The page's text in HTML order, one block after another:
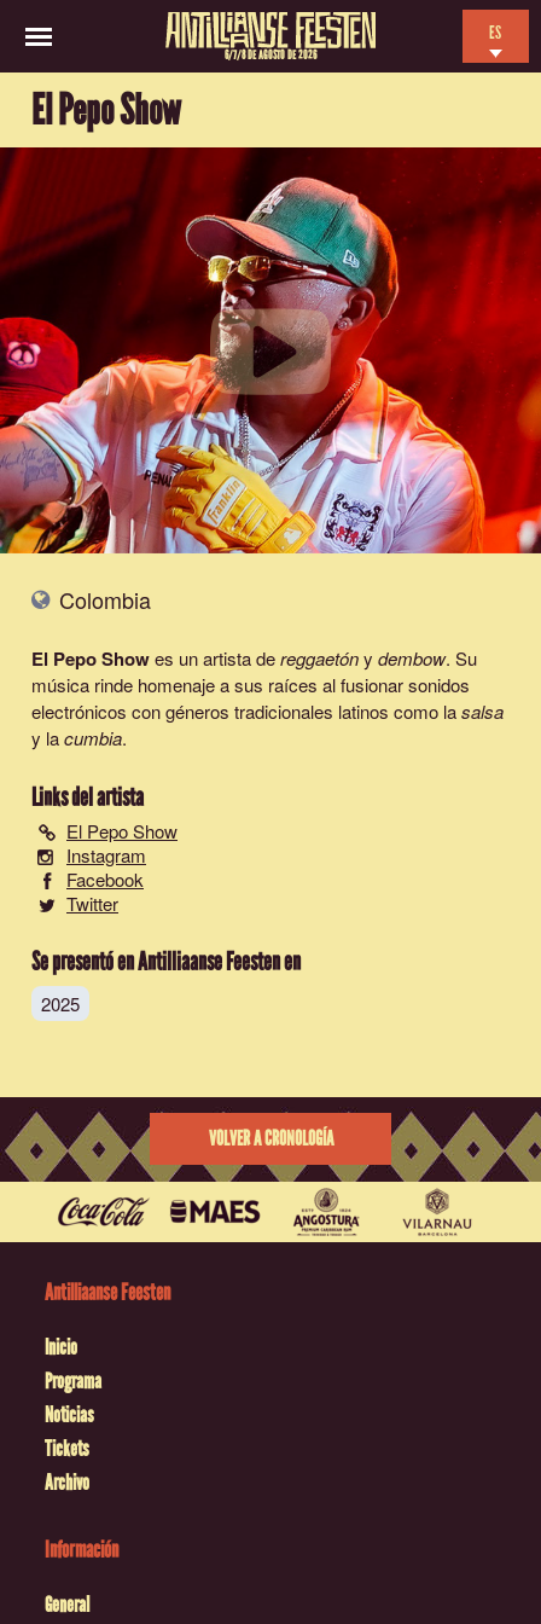
6/7/8 DE AGOSTO DE 2026
ES
FR
El Pepo Show
Colombia
El Pepo Showes un artista dereggaetóny dembow. Su
música rinde homenaje a sus raíces al fusionar sonidos
electrónicos con géneros tradicionales latinos como lasalsa
y lacumbia.
Links del artista
El Pepo Show
Instagram
Facebook
Twitter
Se presentó en Antilliaanse Feesten en
2025
VOLVER A CRONOLOGÍA
Antilliaanse Feesten
Inicio
Programa
Noticias
Tickets
Archivo
Información
General